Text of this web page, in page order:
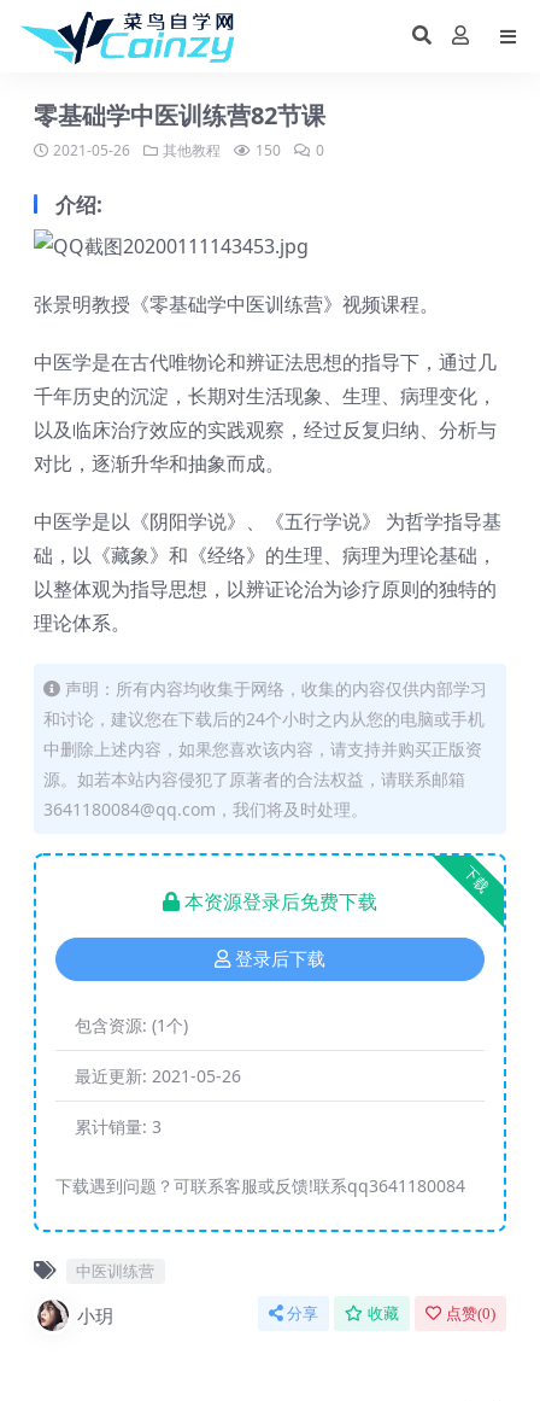
零基础学中医训练营82节课
2021-05-26 其他教程 150 0
介绍:
张景明教授《零基础学中医训练营》视频课程。
中医学是在古代唯物论和辨证法思想的指导下，通过几
千年历史的沉淀，长期对生活现象、生理、病理变化，
以及临床治疗效应的实践观察，经过反复归纳、分析与
对比，逐渐升华和抽象而成。
中医学是以《阴阳学说》、《五行学说》 为哲学指导基
础，以《藏象》和《经络》的生理、病理为理论基础，
以整体观为指导思想，以辨证论治为诊疗原则的独特的
理论体系。
声明：所有内容均收集于网络，收集的内容仅供内部学习
和讨论，建议您在下载后的24个小时之内从您的电脑或手机
中删除上述内容，如果您喜欢该内容，请支持并购买正版资
源。如若本站内容侵犯了原著者的合法权益，请联系邮箱
3641180084@qq.com，我们将及时处理。
下载
本资源登录后免费下载
登录后下载
包含资源: (1个)
最近更新: 2021-05-26
累计销量: 3
下载遇到问题？可联系客服或反馈!联系qq3641180084
中医训练营
小玥 分享 收藏 点赞(0)